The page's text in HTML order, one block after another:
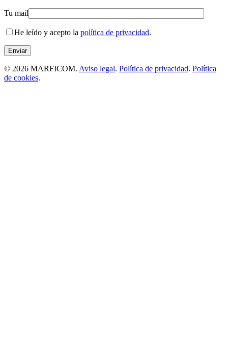
Tu mail
He leído y acepto la política de privacidad.
© 2026 MARFICOM. Aviso legal. Política de privacidad. Política
de cookies.